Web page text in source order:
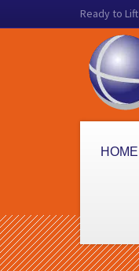
Ready to Lift
HOME